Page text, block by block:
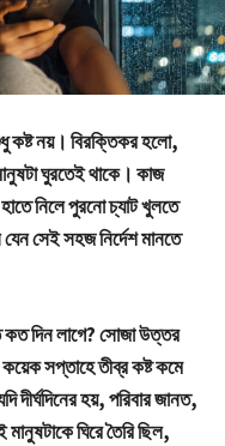
কষ্ট নয়। বিরক্তিকর হলো,
ঘুরতেই থাকে। কাজ
নিলে পুরনো চ্যাট খুলতে
সেই সহজ নির্দেশ মানতে
দিন লাগে? সোজা উত্তর
সপ্তাহে তীব্র কষ্ট কমে
হয়, পরিবার জানত,
ঘিরে তৈরি ছিল,